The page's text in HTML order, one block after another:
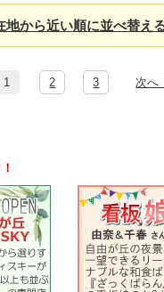
地から近い順に並べ替え
1 2 3 次へ